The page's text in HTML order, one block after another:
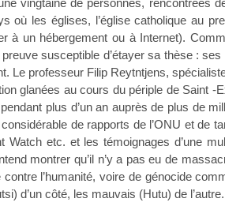
vingtaine de personnes, rencontrées
où les églises, l’église catholique au
à un hébergement ou à Internet).
susceptible d’étayer sa thèse :
Le professeur Filip Reytntjens,
glanées au cours du périple de Saint
plus d’un an auprès de plus de
de rapports de l’ONU et de
Watch etc. et les témoignages d’une
montrer qu’il n’y a pas eu de
l’humanité, voire de génocide
d’un côté, les mauvais (Hutu) de